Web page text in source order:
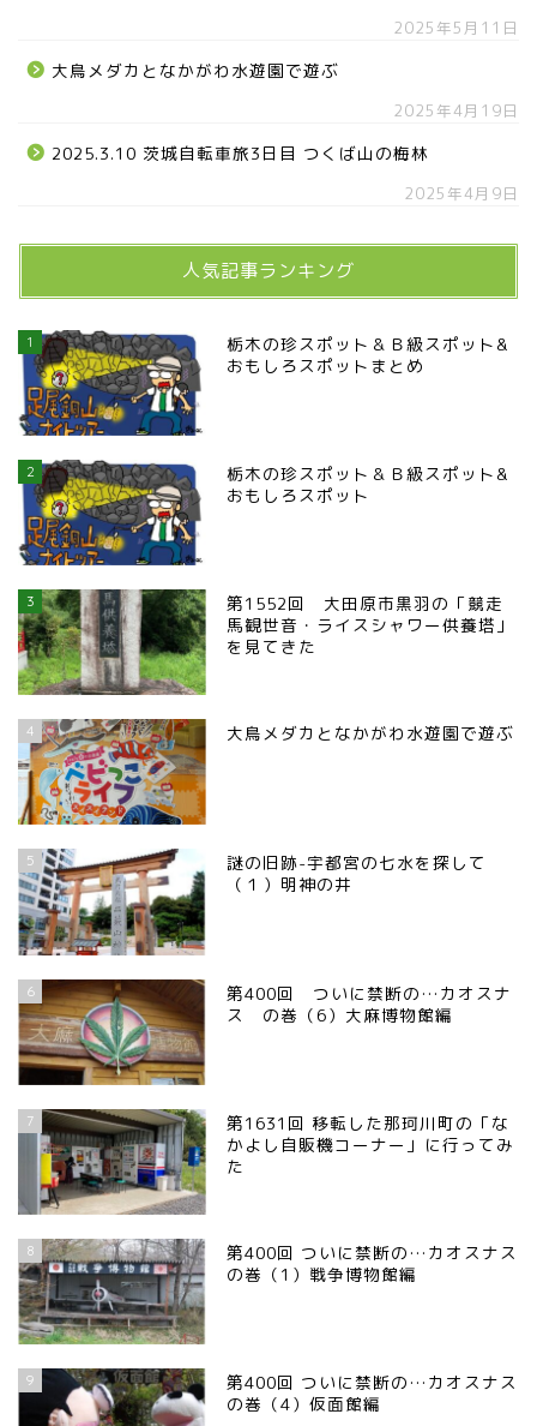
2025年5月11日
大鳥メダカとなかがわ水遊園で遊ぶ
2025年4月19日
2025.3.10 茨城自転車旅3日目 つくば山の梅林
2025年4月9日
人気記事ランキング
1
栃木の珍スポット＆Ｂ級スポット&
おもしろスポットまとめ
2
栃木の珍スポット＆Ｂ級スポット&
おもしろスポット
3
第1552回 大田原市黒羽の「競走
馬観世音・ライスシャワー供養塔」
を見てきた
4 大鳥メダカとなかがわ水遊園で遊ぶ
5
謎の旧跡-宇都宮の七水を探して
（１）明神の井
6
第400回 ついに禁断の…カオスナ
ス の巻（6）大麻博物館編
7
第1631回 移転した那珂川町の「な
かよし自販機コーナー」に行ってみ
た
8
第400回 ついに禁断の…カオスナス
の巻（1）戦争博物館編
9
第400回 ついに禁断の…カオスナス
の巻（4）仮面館編